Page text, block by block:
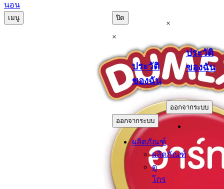
นอน
เมนู ปิด
×
ประวัติ
ของฉัน
.
ออกจากระบบ
ผลิตภัณฑ์
ผลิตภัณฑ์
ดู
โกร
×
ประวัติ
ของฉัน
.
ออกจากระบบ